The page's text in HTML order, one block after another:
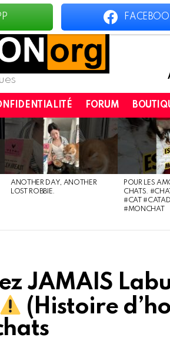
FORUM
ANOTHER DAY, ANOTHER
LOST ROBBIE.
POUR LES
CHATS.
#CAT
#MONCHAT
JAMAIS
(Histoire